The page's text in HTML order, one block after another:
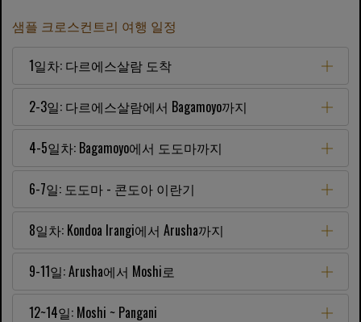
샘플 크로스컨트리 여행 일정
1일차: 다르에스살람 도착
2-3일: 다르에스살람에서 Bagamoyo까지
4-5일차: Bagamoyo에서 도도마까지
6-7일: 도도마 - 콘도아 이란기
8일차: Kondoa Irangi에서 Arusha까지
9-11일: Arusha에서 Moshi로
12~14일: Moshi ~ Pangani